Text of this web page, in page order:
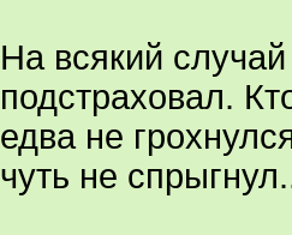
На всякий
подстраховал.
едва не
чуть не